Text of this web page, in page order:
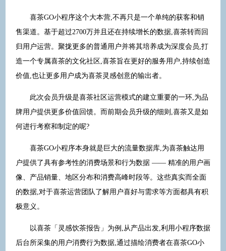
喜茶GO小程序这个大本营,不再只是一个单纯的获客和销
售渠道。基于超过2700万并且还在持续增长的数据,喜茶转而回
归用户运营。聚拢更多的普通用户并将其培养成为深度会员,打
造一个专属喜茶的文化社区,喜茶旨在更好的服务用户,持续创造
价值,也让更多用户成为喜茶灵感创意的输出者。
此次会员升级是喜茶社区运营模式的建立重要的一环,为品
牌用户提供更多价值回馈。而前期会员升级的细则,喜茶又是如
何进行考察和制定的呢?
喜茶GO小程序本身就是巨大的流量数据库,为喜茶触达用
户提供了具有参考性的消费场景和行为数据 —— 精准的用户画
像、产品销量、地区分布和消费高峰时段等。这些真实而全面
的数据,对于喜茶运营团队了解用户喜好与需求等方面都具有积
极意义。
以喜茶「灵感饮茶报告」为例,从产品出发,利用小程序数据
后台所采集的用户消费行为数据,通过描绘消费者在喜茶GO小